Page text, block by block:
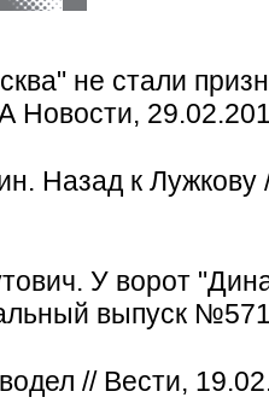
не стали
Новости,
Назад к
У ворот
выпуск
// Вести,